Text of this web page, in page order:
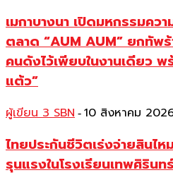
เมกาบางนา เปิดมหกรรมค
ตลาด “AUM AUM” ยกทัพ
คนดังไว้เพียบในงานเดียว
แต้ว”
ผู้เขียน 3 SBN - 10 สิงหาคม
ไทยประกันชีวิตเร่งจ่ายสินไ
รุนแรงในโรงเรียนเทพศิริน